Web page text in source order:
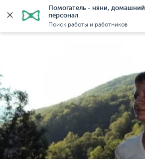
Помогатель - няни, домашний
персонал
Поиск работы и работников
Главная Няни Няни в Москве